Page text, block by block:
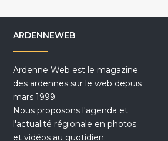
ARDENNEWEB
Ardenne Web est le magazine
des ardennes sur le web depuis
mars 1999.
Nous proposons l'agenda et
l'actualité régionale en photos
et vidéos au quotidien.